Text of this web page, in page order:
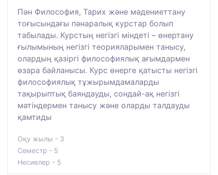
Пән Философия, Тарих және мәдениеттану
тоғысындағы пәнаралық курстар болып
табылады. Курстың негізгі міндеті – өнертану
ғылымының негізгі теорияларымен танысу,
олардың қазіргі философиялық ағымдармен
өзара байланысы. Курс өнерге қатысты негізгі
философиялық тұжырымдамаларды
тақырыптық баяндауды, сондай-ақ негізгі
мәтіндермен танысу және оларды талдауды
қамтиды
Оқу жылы - 3
Семестр - 5
Несиелер - 5